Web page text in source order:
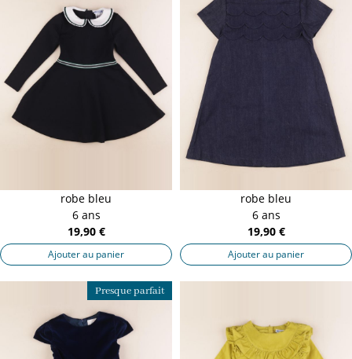
robe bleu
6 ans
19,90 €
Ajouter au panier
robe bleu
6 ans
19,90 €
Ajouter au panier
Presque parfait